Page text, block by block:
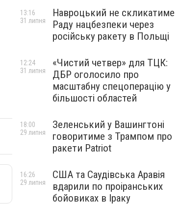
Навроцький не скликатиме
Раду нацбезпеки через
російську ракету в Польщі
13:16
31 липня
«Чистий четвер» для ТЦК:
ДБР оголосило про
масштабну спецоперацію у
більшості областей
12:24
31 липня
Зеленський у Вашингтоні
говоритиме з Трампом про
ракети Patriot
18:00
29 липня
США та Саудівська Аравія
вдарили по проіранських
бойовиках в Іраку
16:26
29 липня